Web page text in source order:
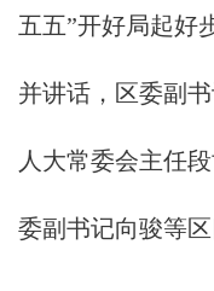
五五”开好局起好
并讲话，区委副
人大常委会主任
委副书记向骏等